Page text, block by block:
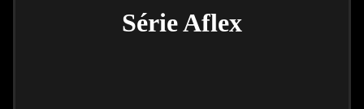
Série Aflex